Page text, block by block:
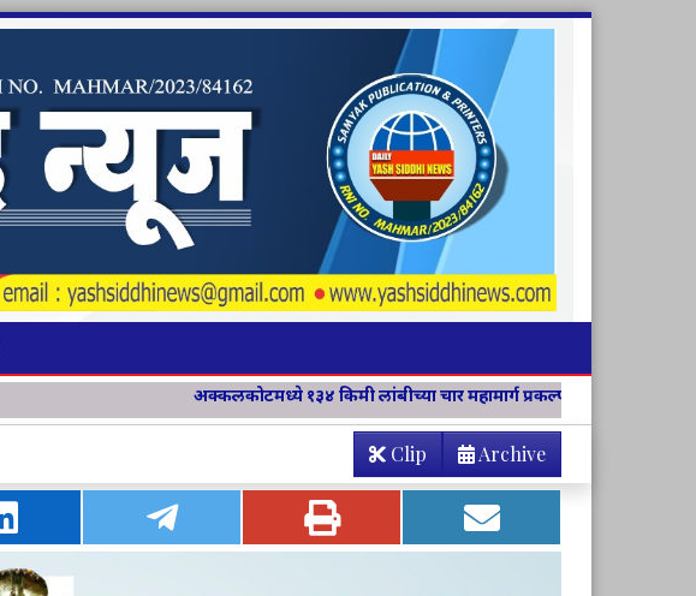
अक्कलकोटमध्ये १३४ किमी लांबीच्या चार महामार्ग प्रकल्पांचे भूमिपूजन विवेक विचार मंच जिल्हा
Archive
Clip